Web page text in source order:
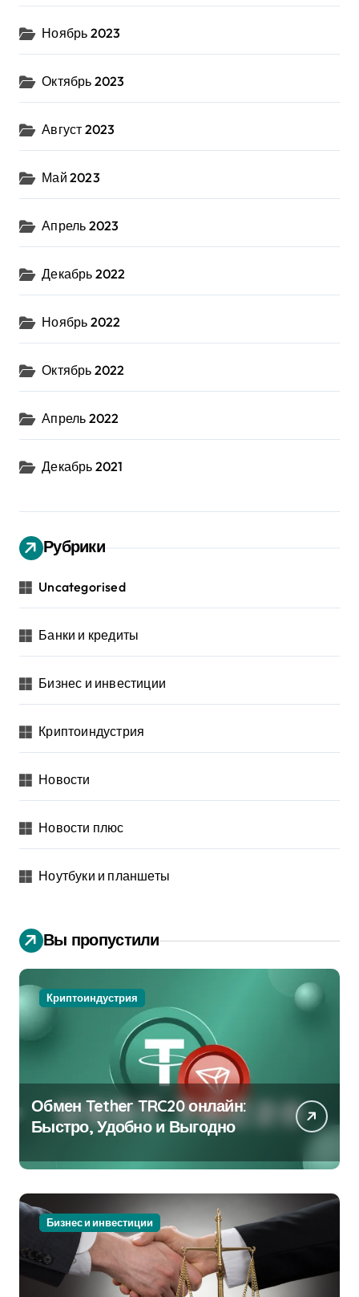
Ноябрь 2023
Октябрь 2023
Август 2023
Май 2023
Апрель 2023
Декабрь 2022
Ноябрь 2022
Октябрь 2022
Апрель 2022
Декабрь 2021
Рубрики
Uncategorised
Банки и кредиты
Бизнес и инвестиции
Криптоиндустрия
Новости
Новости плюс
Ноутбуки и планшеты
Вы пропустили
Криптоиндустрия
Обмен Tether TRC20 онлайн:
Быстро, Удобно и Выгодно
Бизнес и инвестиции